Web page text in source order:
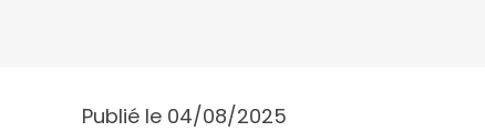
Publié le 04/08/2025